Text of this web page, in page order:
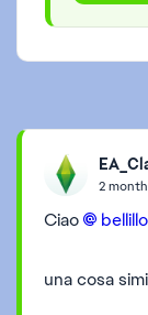
2
Ciao bellillo​
una cosa